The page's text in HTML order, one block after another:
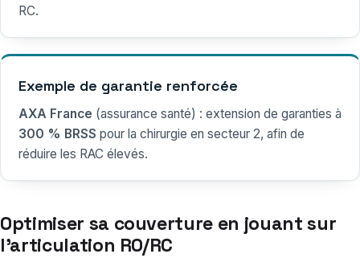
RC.
Exemple de garantie renforcée
AXA France (assurance santé) : extension de garanties à
300 % BRSS pour la chirurgie en secteur 2, afin de
réduire les RAC élevés.
Optimiser sa couverture en jouant sur
l’articulation RO/RC